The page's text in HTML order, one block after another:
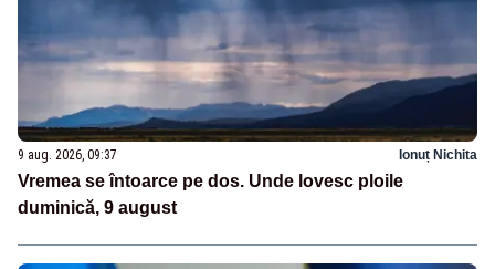
9 aug. 2026, 09:37 Ionuț Nichita
Vremea se întoarce pe dos. Unde lovesc ploile
duminică, 9 august